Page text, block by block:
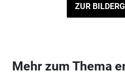
ZUR
Mehr zum Thema